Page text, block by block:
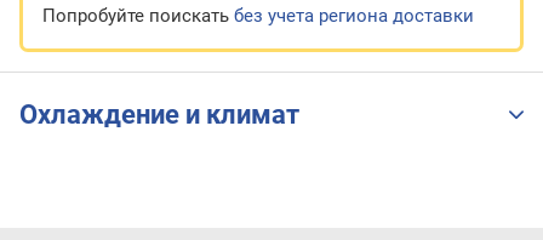
Попробуйте поискать без учета региона доставки
Охлаждение и климат